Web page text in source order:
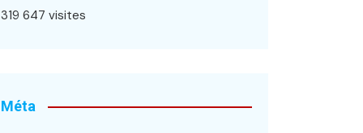
319 647 visites
Méta